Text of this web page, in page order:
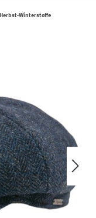
Herbst-Winterstoffe